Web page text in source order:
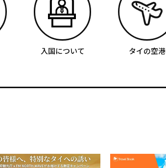
入国について タイの空港